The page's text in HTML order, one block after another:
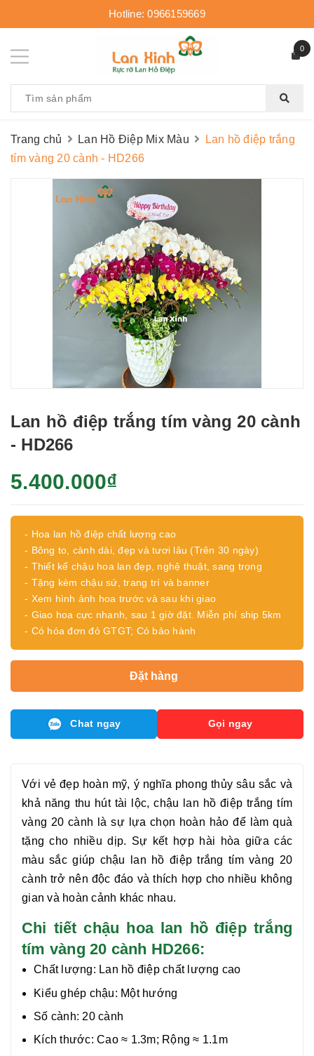
Hotline:0966159669
0
Trang chủ Lan Hồ Điệp Mix Màu
Lan hồ điệp trắng
tím vàng 20 cành - HD266
Lan hồ điệp trắng tím vàng 20 cành
- HD266
5.400.000₫
- Hoa lan hồ điệp chất lượng cao
- Bông to, cành dài, đẹp và tươi lâu (Trên 30 ngày)
- Thiết kế chậu hoa lan đẹp, nghệ thuật, sang trọng
- Tặng kèm chậu sứ, trang trí và banner
- Xem hình ảnh hoa trước và sau khi giao
- Giao hoa cực nhanh, sau 1 giờ đặt. Miễn phí ship 5km
- Có hóa đơn đỏ GTGT; Có bảo hành
Đặt hàng
Chat ngay Gọi ngay
Với vẻ đẹp hoàn mỹ, ý nghĩa phong thủy sâu sắc và
khả năng thu hút tài lộc, chậu
lan hồ điệp trắng tím
vàng 20 cành là sự lựa chọn hoàn hảo để làm quà
tặng cho nhiều dịp. Sự kết hợp hài hòa giữa các
màu sắc giúp chậu
lan hồ điệp trắng tím vàng 20
cành trở nên độc đáo và thích hợp cho nhiều không
gian và hoàn cảnh khác nhau.
Chi tiết chậu hoa lan hồ điệp trắng
tím vàng 20 cành HD266:
Chất lượng: Lan hồ điệp chất lượng cao
Kiểu ghép chậu: Một hướng
Số cành: 20 cành
Kích thước: Cao ≈ 1.3m; Rộng≈ 1.1m